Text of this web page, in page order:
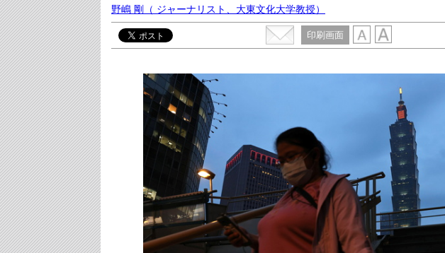
野嶋 剛 （ ジャーナリスト、大東文化大学教授）
印刷画面